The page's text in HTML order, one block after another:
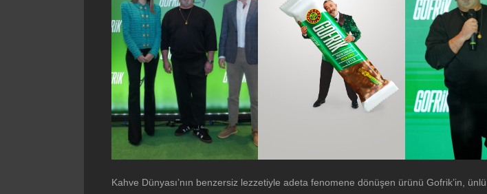
Kahve Dünyası’nın benzersiz lezzetiyle adeta fenomene dönüşen ürünü Gofrik’in,